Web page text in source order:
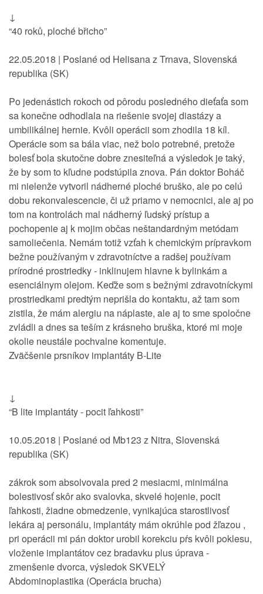
↓
“40 roků, ploché břicho”
22.05.2018 | Poslané od Helisana z Trnava, Slovenská
republika (SK)
Po jedenástich rokoch od pôrodu posledného dieťaťa som
sa konečne odhodlala na riešenie svojej diastázy a
umbilikálnej hernie. Kvôli operácii som zhodila 18 kíl.
Operácie som sa bála viac, než bolo potrebné, pretože
bolesť bola skutočne dobre znesiteľná a výsledok je taký,
že by som to kľudne podstúpila znova. Pán doktor Boháč
mi nielenže vytvoril nádherné ploché bruško, ale po celú
dobu rekonvalescencie, či už priamo v nemocnici, ale aj po
tom na kontrolách mal nádherný ľudský prístup a
pochopenie aj k mojim občas neštandardným metódam
samoliečenia. Nemám totiž vzťah k chemickým prípravkom
bežne používaným v zdravotníctve a radšej používam
prírodné prostriedky - inklinujem hlavne k bylinkám a
esenciálnym olejom. Keďže som s bežnými zdravotníckymi
prostriedkami predtým neprišla do kontaktu, až tam som
zistila, že mám alergiu na náplaste, ale aj to sme spoločne
zvládli a dnes sa teším z krásneho bruška, ktoré mi moje
okolie neustále pochvalne komentuje.
Zväčšenie prsníkov implantáty B-Lite
↓
“B lite implantáty - pocit ľahkosti”
10.05.2018 | Poslané od Mb123 z Nitra, Slovenská
republika (SK)
zákrok som absolvovala pred 2 mesiacmi, minimálna
bolestivosť skôr ako svalovka, skvelé hojenie, pocit
ľahkosti, žiadne obmedzenie, vynikajúca starostlivosť
lekára aj personálu, implantáty mám okrúhle pod žľazou ,
pri operácii mi pán doktor urobil korekciu pŕs kvôli poklesu,
vloženie implantátov cez bradavku plus úprava -
zmenšenie dvorca, výsledok SKVELÝ
Abdominoplastika (Operácia brucha)